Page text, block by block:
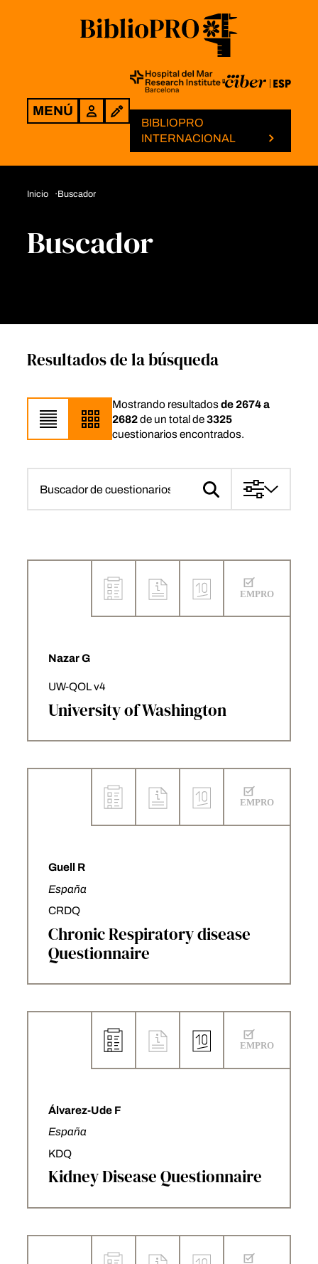
MENÚ Login
BIBLIOPRO
INTERNACIONAL
Inicio Buscador
Buscador
Resultados de la búsqueda
Mostrando resultadosde 2674 a
2682de un total de3325
cuestionarios encontrados.
Nazar G
UW-QOL v4
University of Washington
Guell R
España
CRDQ
Chronic Respiratory disease
Questionnaire
Álvarez-Ude F
España
KDQ
Kidney Disease Questionnaire